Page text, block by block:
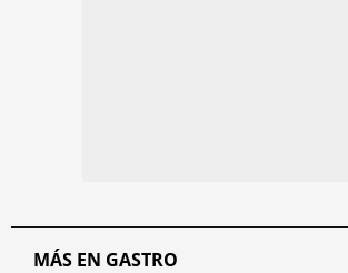
MÁS EN GASTRO